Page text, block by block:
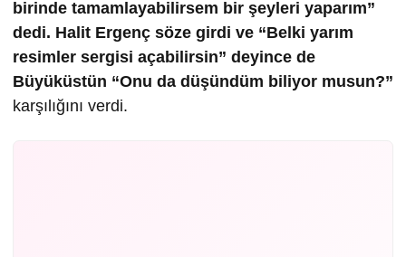
birinde tamamlayabilirsem bir şeyleri yaparım”
dedi. Halit Ergenç söze girdi ve “Belki yarım
resimler sergisi açabilirsin” deyince de
Büyüküstün “Onu da düşündüm biliyor musun?”
karşılığını verdi.